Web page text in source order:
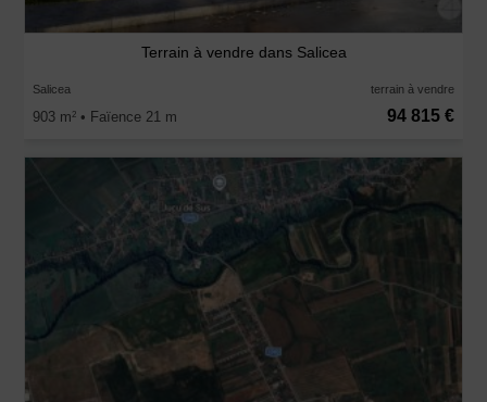
Terrain à vendre dans Salicea
Salicea terrain à vendre
903 m2 • Faïence 21 m 94 815 €